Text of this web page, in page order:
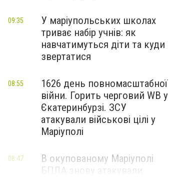
У маріупольських школах
триває набір учнів: як
навчатимуться діти та куди
звертатися
09:35
1626 день повномасштабної
війни. Горить черговий WB у
Єкатеринбурзі. ЗСУ
атакували військові цілі у
Маріуполі
08:55
В окупованому Маріуполі
БПЛА знову атакували
08:47